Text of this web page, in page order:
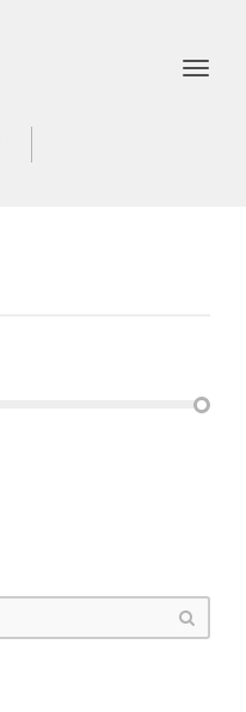
Toggle